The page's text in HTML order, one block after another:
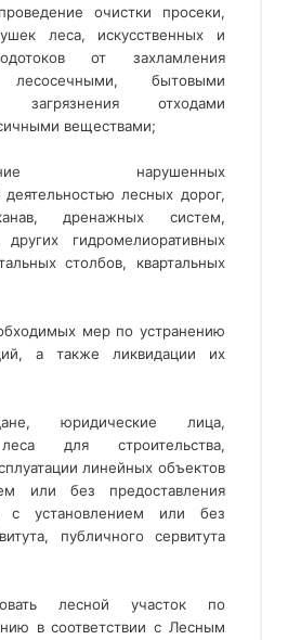
очистки просеки,
леса, искусственных и
от захламления
лесосечными, бытовыми
отходами
веществами;
нарушенных
деятельностью лесных дорог,
дренажных систем,
гидромелиоративных
столбов, квартальных
мер по устранению
а также ликвидации их
юридические лица,
для строительства,
линейных объектов
или без предоставления
с установлением или без
публичного сервитута
лесной участок по
в соответствии с Лесным